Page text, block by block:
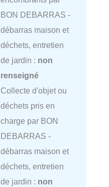
BON DEBARRAS -
débarras maison et
déchets, entretien
de jardin : non
renseigné
Collecte d'objet ou
déchets pris en
charge par BON
DEBARRAS -
débarras maison et
déchets, entretien
de jardin : non